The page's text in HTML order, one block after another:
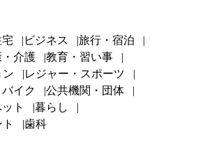
ビジネス
旅行・宿泊
・介護
教育・習い事
ン
レジャー・スポーツ
イク
公共機関・団体
ト
暮らし
歯科